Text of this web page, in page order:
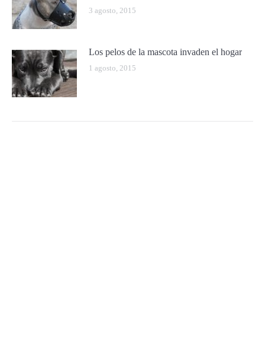
3 agosto, 2015
Los pelos de la mascota invaden el hogar
1 agosto, 2015